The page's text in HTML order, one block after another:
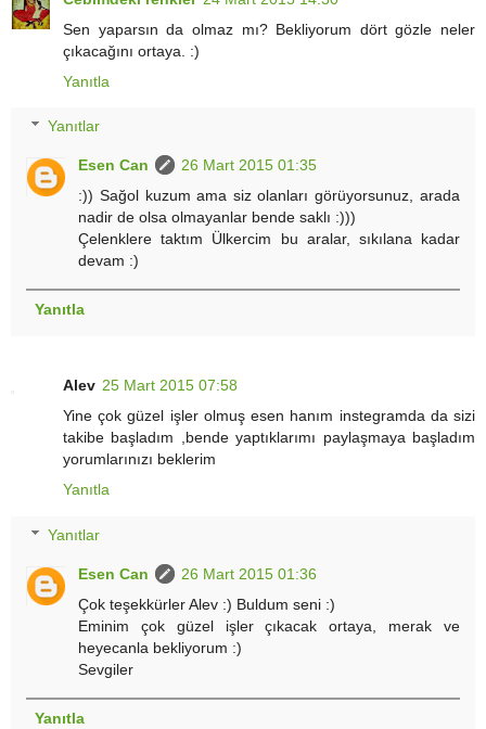
Sen yaparsın da olmaz mı? Bekliyorum dört gözle neler
çıkacağını ortaya. :)
Yanıtla
Yanıtlar
Esen Can
26 Mart 2015 01:35
:)) Sağol kuzum ama siz olanları görüyorsunuz, arada
nadir de olsa olmayanlar bende saklı :)))
Çelenklere taktım Ülkercim bu aralar, sıkılana kadar
devam :)
Yanıtla
Alev 25 Mart 2015 07:58
Yine çok güzel işler olmuş esen hanım instegramda da sizi
takibe başladım ,bende yaptıklarımı paylaşmaya başladım
yorumlarınızı beklerim
Yanıtla
Yanıtlar
Esen Can
26 Mart 2015 01:36
Çok teşekkürler Alev :) Buldum seni :)
Eminim çok güzel işler çıkacak ortaya, merak ve
heyecanla bekliyorum :)
Sevgiler
Yanıtla